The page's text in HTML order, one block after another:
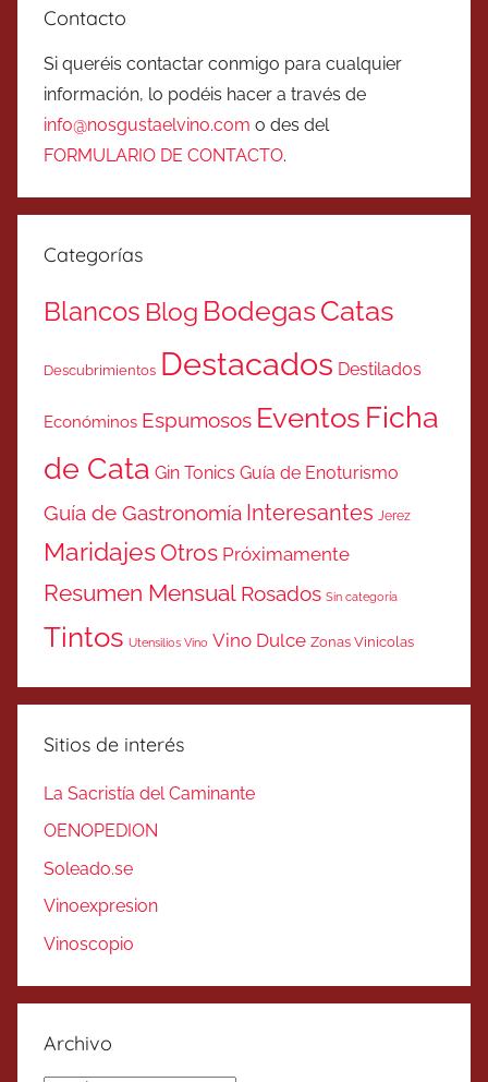
Contacto
Si queréis contactar conmigo para cualquier
información, lo podéis hacer a través de
info@nosgustaelvino.com o des del
FORMULARIO DE CONTACTO.
Categorías
Blancos Blog BodegasCatas
Descubrimientos Destacados Destilados
Económinos Espumosos Eventos Ficha
de Cata Gin Tonics Guía de Enoturismo
Guía de Gastronomía Interesantes Jerez
MaridajesOtros Próximamente
Resumen Mensual Rosados Sin categoría
Tintos Utensilios Vino Vino Dulce Zonas Vinicolas
Sitios de interés
La Sacristía del Caminante
OENOPEDION
Soleado.se
Vinoexpresion
Vinoscopio
Archivo